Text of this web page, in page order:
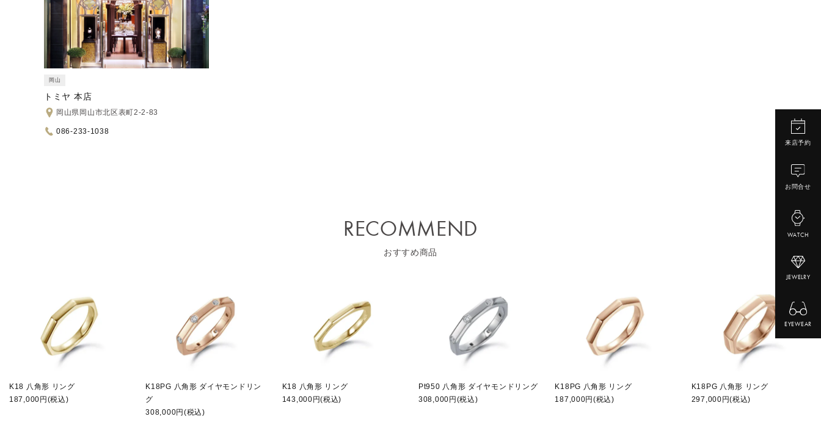
来店予約
お問合せ
WATCH
JEWELRY
EYEWEAR
岡山
トミヤ 本店
岡山県岡山市北区表町2-2-83
086-233-1038
RECOMMEND
おすすめ商品
K18 八角形 リング
187,000円(税込)
K18PG 八角形 ダイヤモンドリン
グ
308,000円(税込)
K18 八角形 リング
143,000円(税込)
Pt950 八角形 ダイヤモンドリング
308,000円(税込)
K18PG 八角形 リング
187,000円(税込)
K18PG 八角形 リング
297,000円(税込)